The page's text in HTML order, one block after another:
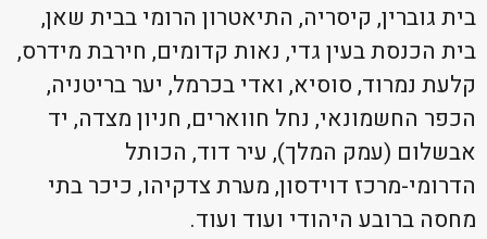
בית גוברין, קיסריה, התיאטרון הרומי בבית שאן,
בית הכנסת בעין גדי, נאות קדומים, חירבת מידרס,
קלעת נמרוד, סוסיא, ואדי בכרמל, יער בריטניה,
הכפר החשמונאי, נחל חווארים, חניון מצדה, יד
אבשלום (עמק המלך), עיר דוד, הכותל
הדרומי-מרכז דוידסון, מערת צדקיהו, כיכר בתי
מחסה ברובע היהודי ועוד ועוד.